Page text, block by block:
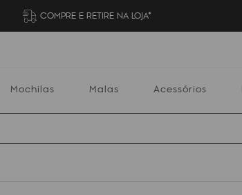
COMPRE E RETIRE NA LOJA*
Mochilas Malas Acessórios